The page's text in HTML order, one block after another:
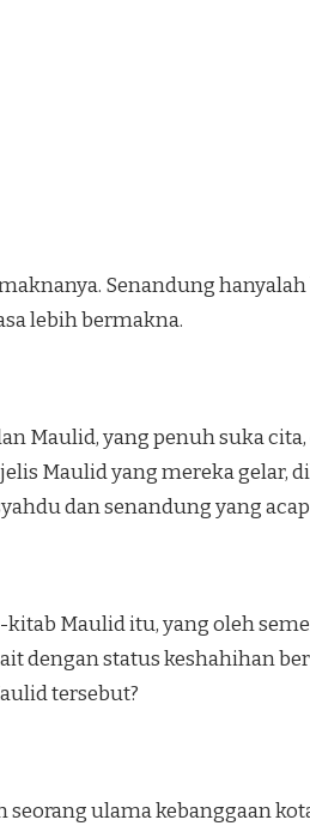
Senandung
lebih bermakna.
Maulid, yang penuh suka
Maulid yang mereka gelar,
dan senan­dung yang
Maulid itu, yang oleh
dengan status keshahihan
tersebut?
ulama kebanggaan